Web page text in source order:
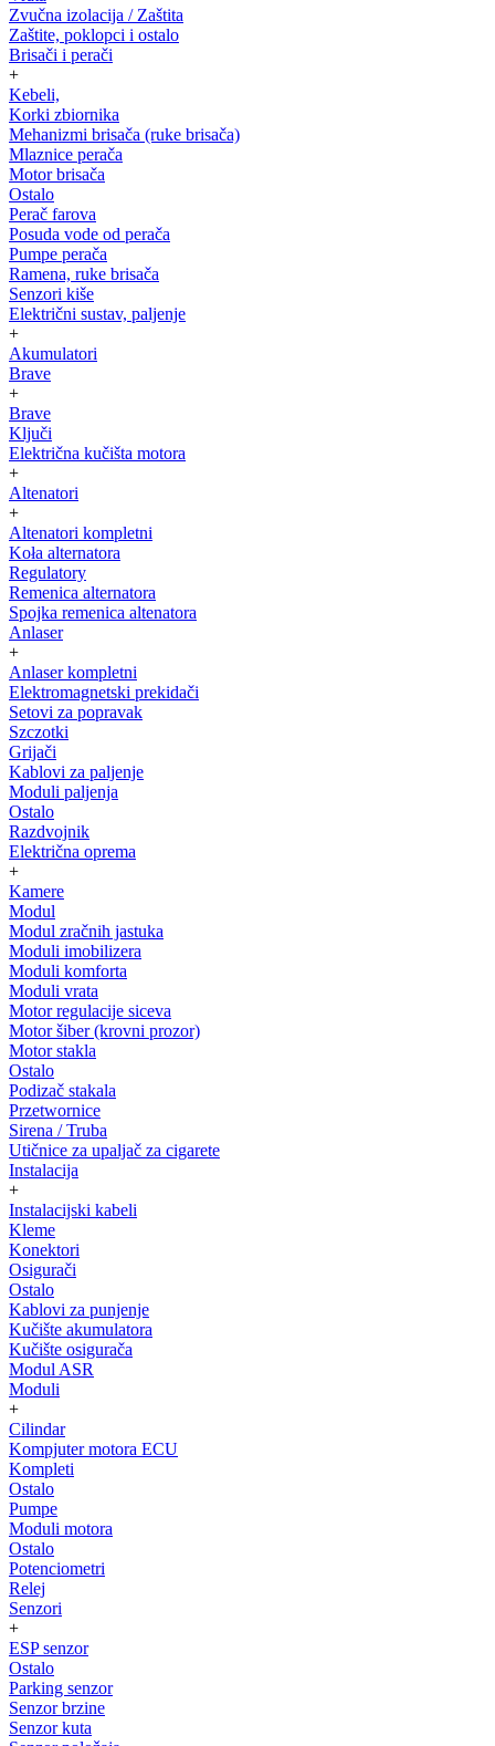
Zvučna izolacija / Zaštita
Zaštite, poklopci i ostalo
Brisači i perači
+
Kebeli,
Korki zbiornika
Mehanizmi brisača (ruke brisača)
Mlaznice perača
Motor brisača
Ostalo
Perač farova
Posuda vode od perača
Pumpe perača
Ramena, ruke brisača
Senzori kiše
Električni sustav, paljenje
+
Akumulatori
Brave
+
Brave
Ključi
Električna kučišta motora
+
Altenatori
+
Altenatori kompletni
Koła alternatora
Regulatory
Remenica alternatora
Spojka remenica altenatora
Anlaser
+
Anlaser kompletni
Elektromagnetski prekidači
Setovi za popravak
Szczotki
Grijači
Kablovi za paljenje
Moduli paljenja
Ostalo
Razdvojnik
Električna oprema
+
Kamere
Modul
Modul zračnih jastuka
Moduli imobilizera
Moduli komforta
Moduli vrata
Motor regulacije siceva
Motor šiber (krovni prozor)
Motor stakla
Ostalo
Podizač stakala
Przetwornice
Sirena / Truba
Utičnice za upaljač za cigarete
Instalacija
+
Instalacijski kabeli
Kleme
Konektori
Osigurači
Ostalo
Kablovi za punjenje
Kučište akumulatora
Kučište osigurača
Modul ASR
Moduli
+
Cilindar
Kompjuter motora ECU
Kompleti
Ostalo
Pumpe
Moduli motora
Ostalo
Potenciometri
Relej
Senzori
+
ESP senzor
Ostalo
Parking senzor
Senzor brzine
Senzor kuta